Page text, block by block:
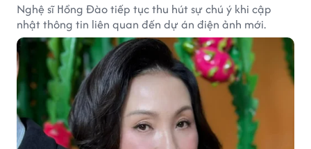
Nghệ sĩ Hồng Đào tiếp tục thu hút sự chú ý khi cập
nhật thông tin liên quan đến dự án điện ảnh mới.